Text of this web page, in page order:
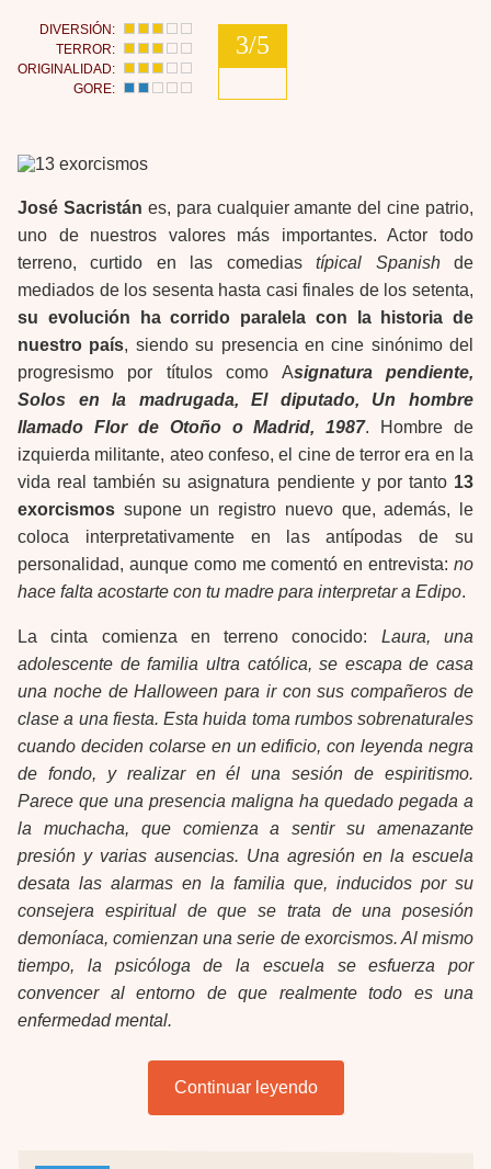
DIVERSIÓN:
TERROR:
ORIGINALIDAD:
GORE:
3/5
José Sacristán es, para cualquier amante del cine patrio,
uno de nuestros valores más importantes. Actor todo
terreno, curtido en las comediastípical Spanishde
mediados de los sesenta hasta casi finales de los setenta,
su evolución ha corrido paralela con la historia de
nuestro país, siendo su presencia en cine sinónimo del
progresismo por títulos como Asignatura pendiente,
Solos en la madrugada, El diputado, Un hombre
llamado Flor de Otoño o Madrid, 1987. Hombre de
izquierda militante, ateo confeso, el cine de terror era en la
vida real también su asignatura pendiente y por tanto 13
exorcismos supone un registro nuevo que, además, le
coloca interpretativamente en las antípodas de su
personalidad, aunque como me comentó en entrevista: no
hace falta acostarte con tu madre para interpretar a Edipo.
La cinta comienza en terreno conocido: Laura, una
adolescente de familia ultra católica, se escapa de casa
una noche de Halloween para ir con sus compañeros de
clase a una fiesta. Esta huida toma rumbos sobrenaturales
cuando deciden colarse en un edificio, con leyenda negra
de fondo, y realizar en él una sesión de espiritismo.
Parece que una presencia maligna ha quedado pegada a
la muchacha, que comienza a sentir su amenazante
presión y varias ausencias. Una agresión en la escuela
desata las alarmas en la familia que, inducidos por su
consejera espiritual de que se trata de una posesión
demoníaca, comienzan una serie de exorcismos. Al mismo
tiempo, la psicóloga de la escuela se esfuerza por
convencer al entorno de que realmente todo es una
enfermedad mental.
Continuar leyendo